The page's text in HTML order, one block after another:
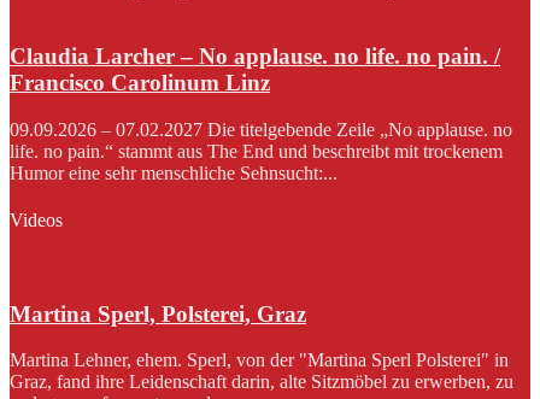
Claudia Larcher – No applause. no life. no pain. /
Francisco Carolinum Linz
09.09.2026 – 07.02.2027 Die titelgebende Zeile „No applause. no
life. no pain.“ stammt aus The End und beschreibt mit trockenem
Humor eine sehr menschliche Sehnsucht:...
Videos
Martina Sperl, Polsterei, Graz
Martina Lehner, ehem. Sperl, von der "Martina Sperl Polsterei" in
Graz, fand ihre Leidenschaft darin, alte Sitzmöbel zu erwerben, zu